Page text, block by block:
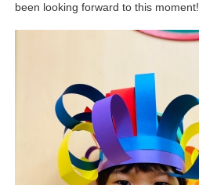
been looking forward to this moment!